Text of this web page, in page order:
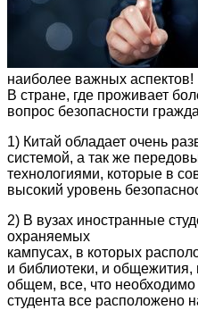
наиболее важных аспектов!
В стране, где проживает
вопрос безопасности
1) Китай обладает очень
системой, а так же
технологиями, которые в
высокий уровень
2) В вузах иностранные
охраняемых
кампусах, в которых
и библиотеки, и
общем, все, что
студента все расположено